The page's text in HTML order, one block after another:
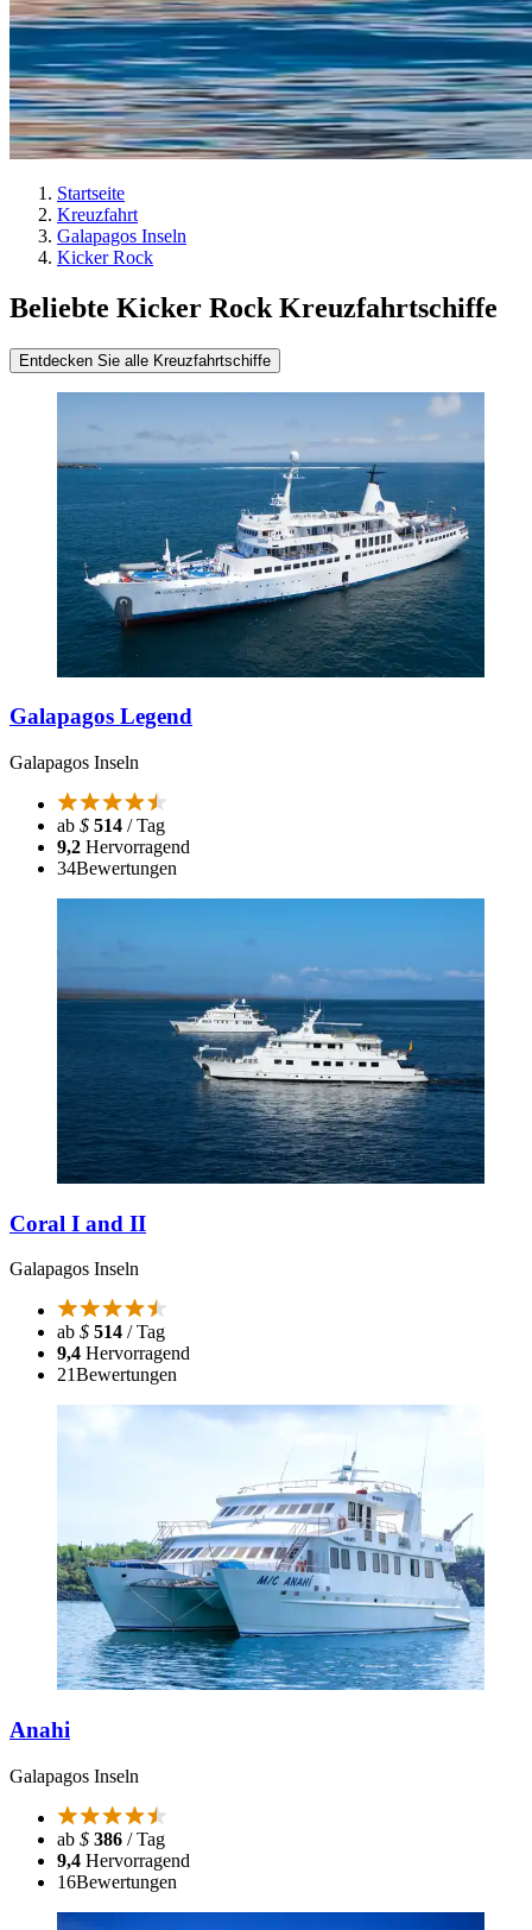
Startseite
Kreuzfahrt
Galapagos Inseln
Kicker Rock
Beliebte Kicker Rock Kreuzfahrtschiffe
Entdecken Sie alle Kreuzfahrtschiffe
Galapagos Legend
Galapagos Inseln
ab $ 514 / Tag
9,2 Hervorragend
34Bewertungen
Coral I and II
Galapagos Inseln
ab $ 514 / Tag
9,4 Hervorragend
21Bewertungen
Anahi
Galapagos Inseln
ab $ 386 / Tag
9,4 Hervorragend
16Bewertungen